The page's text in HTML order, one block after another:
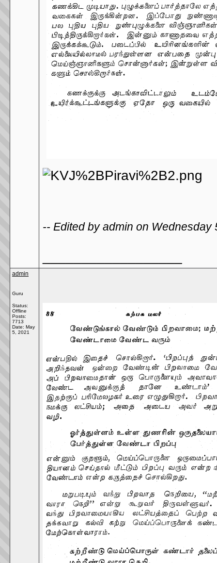
-- Edited by admin on Wednesday
admin
Guru
Status:
Offline
Posts:
7713
Date: May
5, 2021